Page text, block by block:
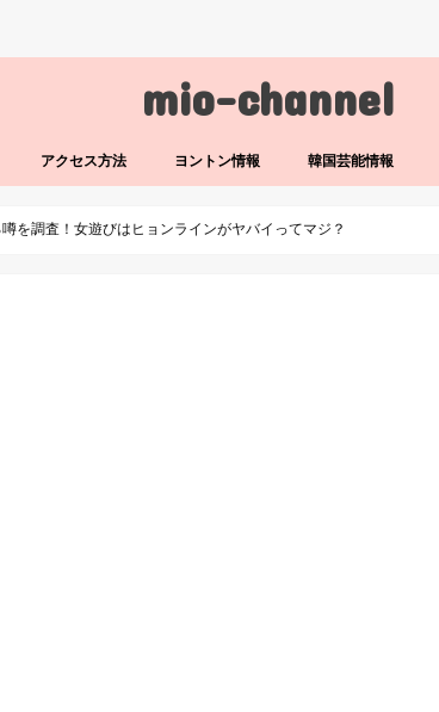
mio-channel
アクセス方法 ヨントン情報 韓国芸能情報
を調査！女遊びはヒョンラインがヤバイってマジ？